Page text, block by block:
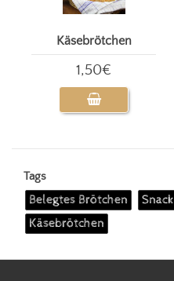
Käsebrötchen
1,50€
Tags
Belegtes Brötchen Snack
Käsebrötchen